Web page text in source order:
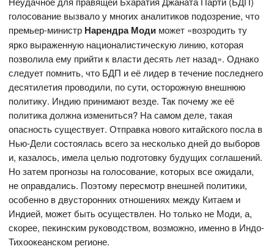
голосование вызвало у многих аналитиков подозрение, что
премьер-министр Нарендра Моди может «возродить ту
ярко выраженную националистическую линию, которая
позволила ему прийти к власти десять лет назад». Однако
следует помнить, что БДП и её лидер в течение последнего
десятилетия проводили, по сути, осторожную внешнюю
политику. Индию принимают везде. Так почему же её
политика должна измениться? На самом деле, такая
опасность существует. Отправка нового китайского посла в
Нью-Дели состоялась всего за несколько дней до выборов
и, казалось, имела целью подготовку будущих соглашений.
Но затем прогнозы на голосование, которых все ожидали,
не оправдались. Поэтому пересмотр внешней политики,
особенно в двусторонних отношениях между Китаем и
Индией, может быть осуществлен. Но только не Моди, а,
скорее, пекинским руководством, возможно, именно в Индо-
Тихоокеанском регионе.